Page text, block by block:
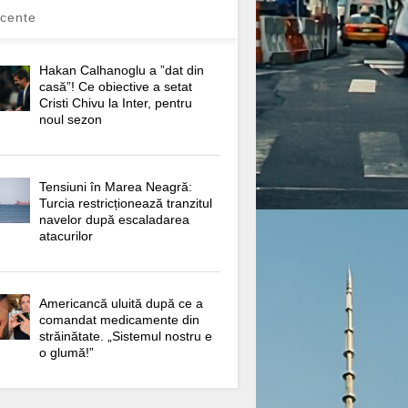
Hakan Calhanoglu a ”dat din
casă”! Ce obiective a setat
Cristi Chivu la Inter, pentru
noul sezon
Tensiuni în Marea Neagră:
Turcia restricționează tranzitul
navelor după escaladarea
atacurilor
Americancă uluită după ce a
comandat medicamente din
străinătate. „Sistemul nostru e
o glumă!”